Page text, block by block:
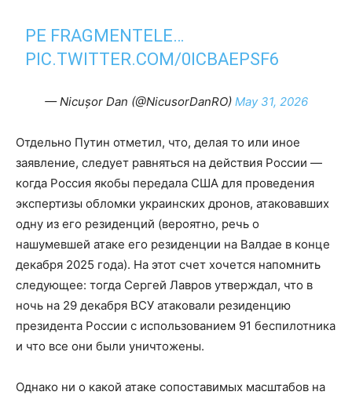
PE FRAGMENTELE…
PIC.TWITTER.COM/0ICBAEPSF6
— Nicușor Dan (@NicusorDanRO) May 31, 2026
Отдельно Путин отметил, что, делая то или иное
заявление, следует равняться на действия России —
когда Россия якобы передала США для проведения
экспертизы обломки украинских дронов, атаковавших
одну из его резиденций (вероятно, речь о
нашумевшей атаке его резиденции на Валдае в конце
декабря 2025 года). На этот счет хочется напомнить
следующее: тогда Сергей Лавров утверждал, что в
ночь на 29 декабря ВСУ атаковали резиденцию
президента России с использованием 91 беспилотника
и что все они были уничтожены.
Однако ни о какой атаке сопоставимых масштабов на